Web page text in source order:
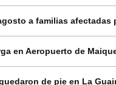
a familias
en Aeropuerto de
de pie en La